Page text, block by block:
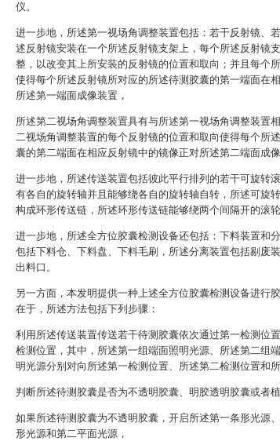
仪。
进一步地，所述第一视场角调整装置包括：若干反射镜、
述反射镜安装在一个所述反射镜支架上，每个所述反射镜
整，以改变其上所安装的反射镜的位置和取向；并且每个
使得每个所述反射镜所对应的所述待测胶囊的第一端面在
所述第一端面成像装置，
所述第二视场角调整装置具有与所述第一视场角调整装置
二视场角调整装置的每个反射镜的位置和取向使得每个所
囊的第二端面在相应反射镜中的镜像正对所述第二端面成像
进一步地，所述传送装置包括彼此平行排列的若干可旋转
有各自的旋转轴并且能够绕各自的旋转轴自转，所述可旋
构成环形传送链，所述环形传送链能够绕两个间隔开的滚轮
进一步地，所述全方位胶囊检测设备还包括：下料装置和
包括下料仓、下料盘、下料毛刷，所述分离装置包括剔废
出料口。
另一方面，本发明提供一种上述全方位胶囊检测设备进行
在于，所述方法包括下列步骤：
利用所述传送装置传送若干待测胶囊依次通过第一检测位
检测位置，其中，所述第一组端面照明光源、所述第二组
明光源分别对向所述第一检测位置、所述第二检测位置和
判断所述待测胶囊是否为不透明胶囊、明胶透明胶囊或者
如果所述待测胶囊为不透明胶囊，开启所述第一条形光源
形光源和第二平面光源，